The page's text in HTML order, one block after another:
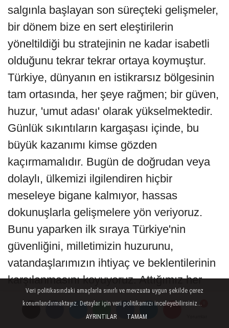
salgınla başlayan son süreçteki gelişmeler,
bir dönem bize en sert eleştirilerin
yöneltildiği bu stratejinin ne kadar isabetli
olduğunu tekrar tekrar ortaya koymuştur.
Türkiye, dünyanın en istikrarsız bölgesinin
tam ortasında, her şeye rağmen; bir güven,
huzur, 'umut adası' olarak yükselmektedir.
Günlük sıkıntıların kargaşası içinde, bu
büyük kazanımı kimse gözden
kaçırmamalıdır. Bugün de doğrudan veya
dolaylı, ülkemizi ilgilendiren hiçbir
meseleye bigane kalmıyor, hassas
dokunuşlarla gelişmelere yön veriyoruz.
Bunu yaparken ilk sıraya Türkiye'nin
güvenliğini, milletimizin huzurunu,
vatandaşlarımızın ihtiyaç ve beklentilerinin
karşılanmasını koyuyoruz. Attığımız her
adımı, verdiğimiz her kararı, 'an'ı değil,
geleceği gözeterek planlıyor ve hayata
Veri politikasındaki amaçlarla sınırlı ve mevzuata uygun şekilde çerez
konumlandırmaktayız. Detaylar için veri politikamızı inceleyebilirsiniz...
AYRINTILAR
TAMAM